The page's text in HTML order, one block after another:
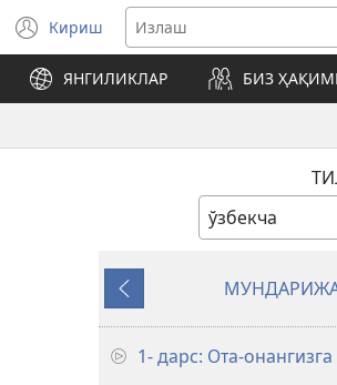
Кириш
(янги
ойнада
очилади)
ЯНГИЛИКЛАР БИЗ
Орқага
1- дарс: Ота-